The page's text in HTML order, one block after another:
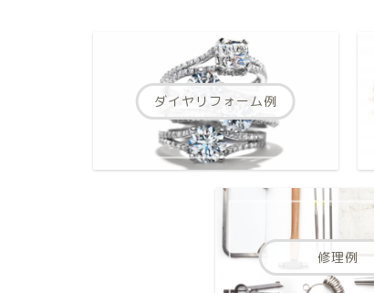
ダイヤリフォーム例
修理例